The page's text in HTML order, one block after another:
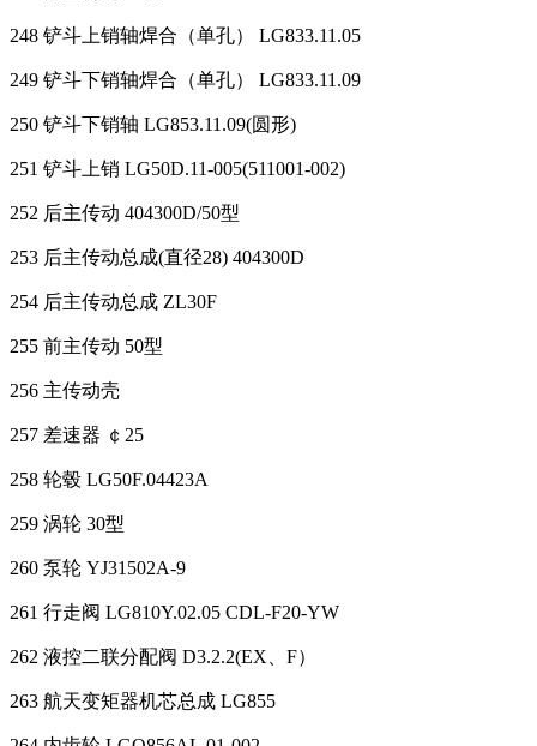
248 铲斗上销轴焊合（单孔） LG833.11.05
249 铲斗下销轴焊合（单孔） LG833.11.09
250 铲斗下销轴 LG853.11.09(圆形)
251 铲斗上销 LG50D.11-005(511001-002)
252 后主传动 404300D/50型
253 后主传动总成(直径28) 404300D
254 后主传动总成 ZL30F
255 前主传动 50型
256 主传动壳
257 差速器 ￠25
258 轮毂 LG50F.04423A
259 涡轮 30型
260 泵轮 YJ31502A-9
261 行走阀 LG810Y.02.05 CDL-F20-YW
262 液控二联分配阀 D3.2.2(EX、F）
263 航天变矩器机芯总成 LG855